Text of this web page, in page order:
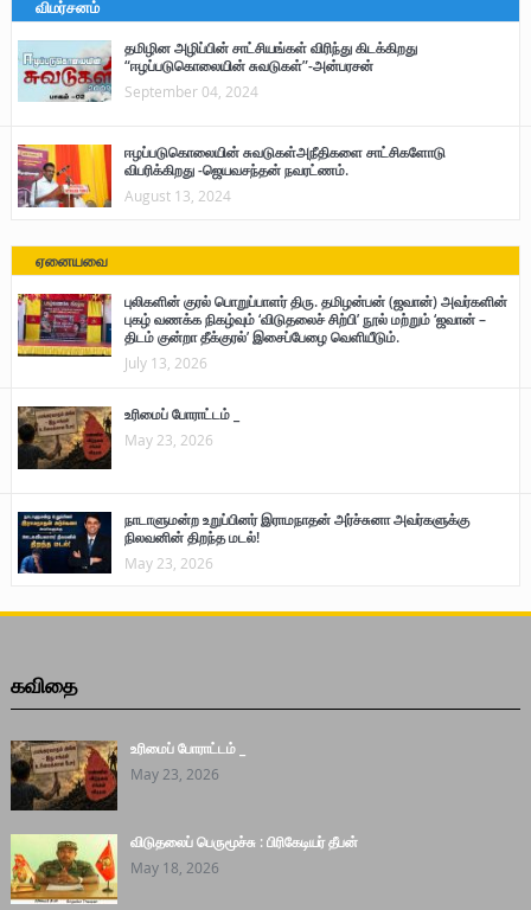
விமர்சனம்
தமிழின அழிப்பின் சாட்சியங்கள் விரிந்து கிடக்கிறது
“ஈழப்படுகொலையின் சுவடுகள்”-அன்பரசன்
September 04, 2024
ஈழப்படுகொலையின் சுவடுகள்அநீதிகளை சாட்சிகளோடு
விபரிக்கிறது -ஜெயவசந்தன் நவரட்ணம்.
August 13, 2024
ஏனையவை
புலிகளின் குரல் பொறுப்பாளர் திரு. தமிழன்பன் (ஜவான்) அவர்களின்
புகழ் வணக்க நிகழ்வும் ‘விடுதலைச் சிற்பி’ நூல் மற்றும் ‘ஜவான் –
திடம் குன்றா தீக்குரல்’ இசைப்பேழை வெளியீடும்.
July 13, 2026
உரிமைப் போராட்டம் _
May 23, 2026
நாடாளுமன்ற உறுப்பினர் இராமநாதன் அர்ச்சுனா அவர்களுக்கு
நிலவனின் திறந்த மடல்!
May 23, 2026
கவிதை
உரிமைப் போராட்டம் _
May 23, 2026
விடுதலைப் பெருமூச்சு : பிரிகேடியர் தீபன்
May 18, 2026